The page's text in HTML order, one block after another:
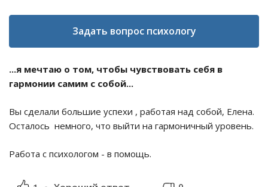
Задать вопрос психологу
...я мечтаю о том, чтобы чувствовать себя в
гармонии самим с собой...
Вы сделали большие успехи , работая над собой, Елена.
Осталось немного, что выйти на гармоничный уровень.
Работа с психологом - в помощь.